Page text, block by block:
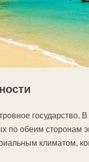
государство.
по обеим сторонам
климатом,